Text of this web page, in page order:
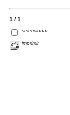
1 / 1
seleccionar
imprimir